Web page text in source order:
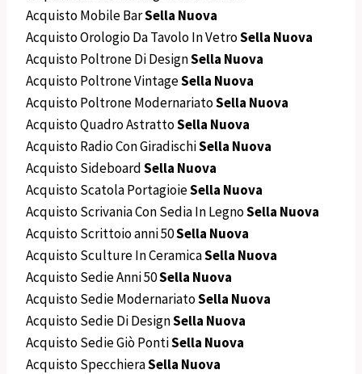
Acquisto Mobile BarSella Nuova
Acquisto Orologio Da Tavolo In VetroSella Nuova
Acquisto Poltrone Di DesignSella Nuova
Acquisto Poltrone VintageSella Nuova
Acquisto Poltrone ModernariatoSella Nuova
Acquisto Quadro AstrattoSella Nuova
Acquisto Radio Con GiradischiSella Nuova
Acquisto SideboardSella Nuova
Acquisto Scatola PortagioieSella Nuova
Acquisto Scrivania Con Sedia In LegnoSella Nuova
Acquisto Scrittoio anni 50Sella Nuova
Acquisto Sculture In CeramicaSella Nuova
Acquisto Sedie Anni 50Sella Nuova
Acquisto Sedie ModernariatoSella Nuova
Acquisto Sedie Di DesignSella Nuova
Acquisto Sedie Giò PontiSella Nuova
Acquisto SpecchieraSella Nuova